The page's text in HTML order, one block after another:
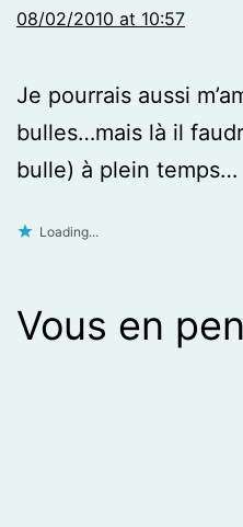
08/02/2010 at 10:57
Je pourrais aussi
bulles…mais là il
bulle) à plein temps…
Loading...
Vous en